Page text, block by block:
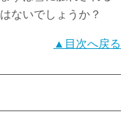
ないでしょうか？
▲目次へ戻る